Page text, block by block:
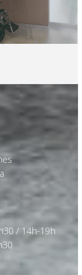
/ 14h-19h